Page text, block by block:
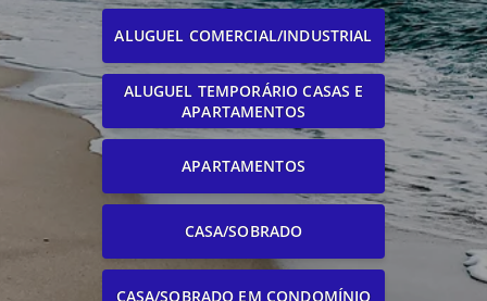
ALUGUEL COMERCIAL/INDUSTRIAL
ALUGUEL TEMPORÁRIO CASAS E
APARTAMENTOS
APARTAMENTOS
CASA/SOBRADO
CASA/SOBRADO EM CONDOMÍNIO